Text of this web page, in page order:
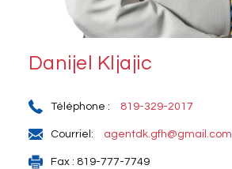
Danijel Kljajic
Téléphone : 819-329-2017
Courriel: agentdk.gfh@gmail.com
Fax : 819-777-7749